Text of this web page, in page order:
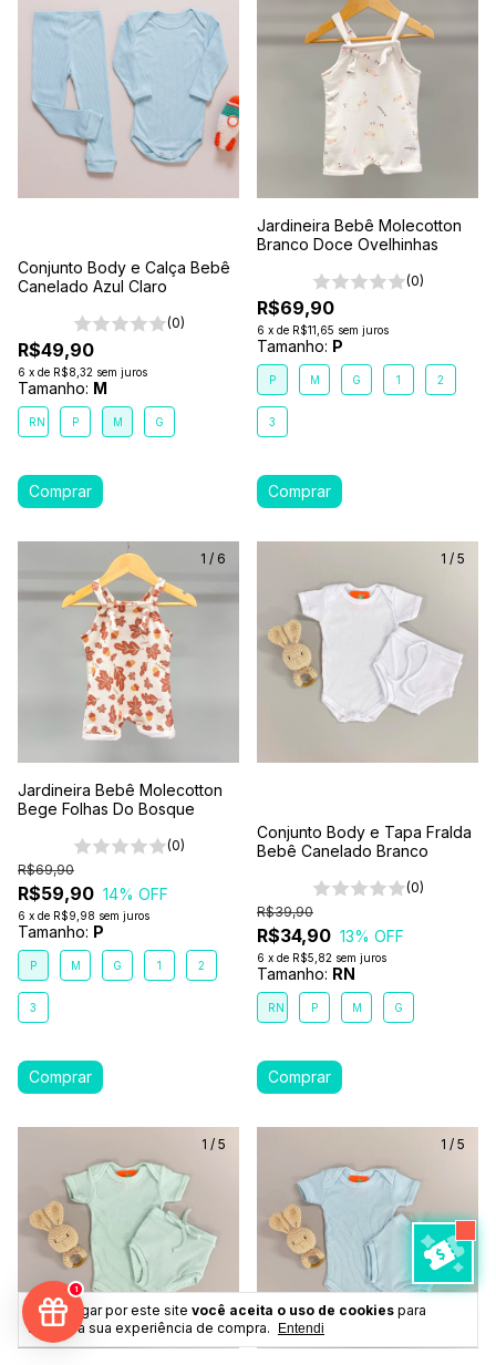
Ao navegar por este site você aceita o uso de cookies para
agilizar a sua experiência de compra.
Entendi
Conjunto Body e Calça Bebê
Canelado Azul Claro
(0)
R$49,90
6 x de R$8,32 sem juros
Tamanho: M
RN P M G
Jardineira Bebê Molecotton
Branco Doce Ovelhinhas
(0)
R$69,90
6 x de R$11,65 sem juros
Tamanho: P
P M G 1 2
3
1 / 6
Jardineira Bebê Molecotton
Bege Folhas Do Bosque
(0)
R$59,90
R$69,90
14% OFF
6 x de R$9,98 sem juros
Tamanho: P
P M G 1 2
3
1 / 5
Conjunto Body e Tapa Fralda
Bebê Canelado Branco
(0)
R$34,90
R$39,90
13% OFF
6 x de R$5,82 sem juros
Tamanho: RN
RN P M G
1 / 5 1 / 5
1